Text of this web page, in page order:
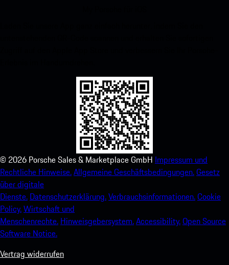
© 2026 Porsche Sales & Marketplace GmbH Impressum und
Rechtliche Hinweise.Allgemeine Geschäftsbedingungen.Gesetz
über digitale
Dienste. Datenschutzerklärung.Verbrauchsinformationen.Cookie
Policy.Wirtschaft und
Menschenrechte. Hinweisgebersystem.Accessibility.Open Source
Software Notice.
Vertrag widerrufen